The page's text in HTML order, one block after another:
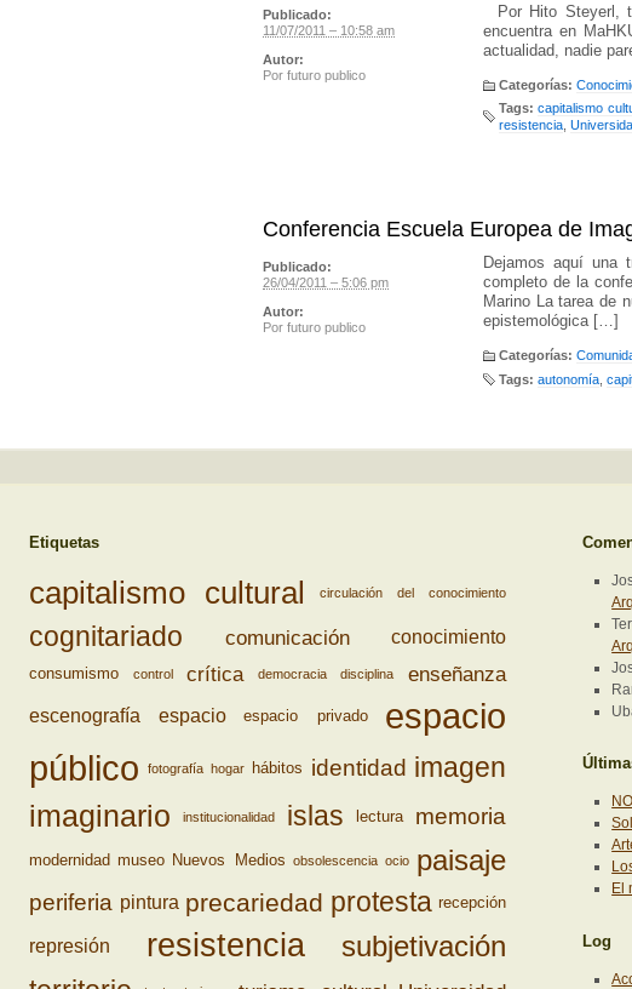
Por Hito Steyerl,
encuentra en
actualidad, nadie
Categorías:
Tags: capitalismo
resistencia,
Publicado:
11/07/2011 – 10:58 am
Autor:
Por futuro publico
Conferencia Escuela Europea de
Dejamos aquí una
completo de la
Marino La tarea de
epistemológica […]
Categorías:
Tags: autonomía
Publicado:
26/04/2011 – 5:06 pm
Autor:
Por futuro publico
Etiquetas
capitalismo cultural circulación del conocimiento
cognitariado comunicación conocimiento
consumismo control crítica democracia disciplina enseñanza
escenografía espacio espacio privado
espacio
público
fotografía hogar hábitos identidad imagen
imaginario institucionalidad islas lectura memoria
modernidad museo Nuevos Medios obsolescencia ocio paisaje
periferia pintura precariedad protesta recepción
represión resistencia subjetivación
El
Log